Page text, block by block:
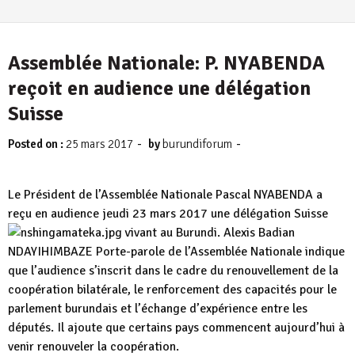
Assemblée Nationale: P. NYABENDA
reçoit en audience une délégation
Suisse
Posted on : 25 mars 2017 - by burundiforum -
Le Président de l’Assemblée Nationale Pascal NYABENDA a
reçu en audience jeudi 23 mars 2017 une délégation Suisse
vivant au Burundi. Alexis Badian
NDAYIHIMBAZE Porte-parole de l’Assemblée Nationale indique
que l’audience s’inscrit dans le cadre du renouvellement de la
coopération bilatérale, le renforcement des capacités pour le
parlement burundais et l’échange d’expérience entre les
députés. Il ajoute que certains pays commencent aujourd’hui à
venir renouveler la coopération.